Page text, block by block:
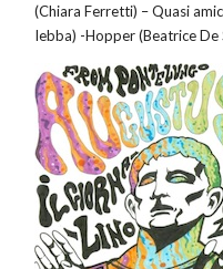
(Chiara Ferretti) – Quasi
Iebba) -Hopper (Beatrice De